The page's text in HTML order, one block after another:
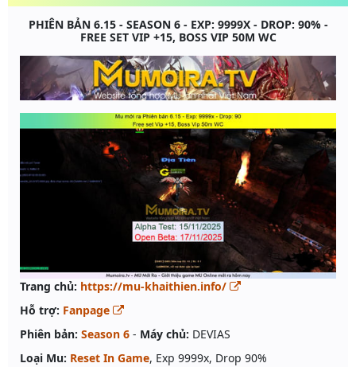
PHIÊN BẢN 6.15 - SEASON 6 - EXP: 9999X - DROP: 90% -
FREE SET VIP +15, BOSS VIP 50M WC
Trang chủ: https://mu-khaithien.info/
Hỗ trợ: Fanpage
Phiên bản: Season 6 - Máy chủ: DEVIAS
Loại Mu: Reset In Game, Exp 9999x, Drop 90%